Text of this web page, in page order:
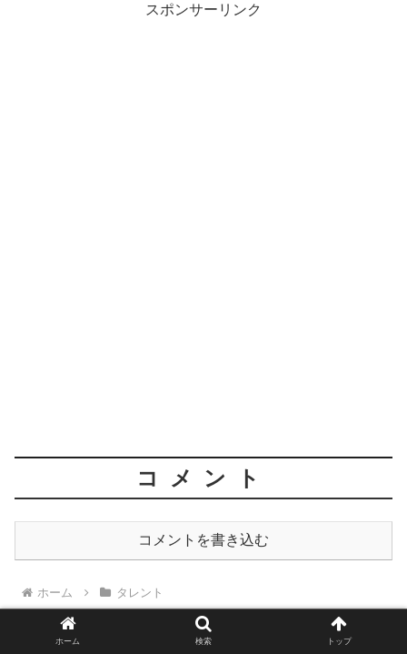
スポンサーリンク
コメント
コメントを書き込む
ホーム タレント
ホーム 検索 トップ